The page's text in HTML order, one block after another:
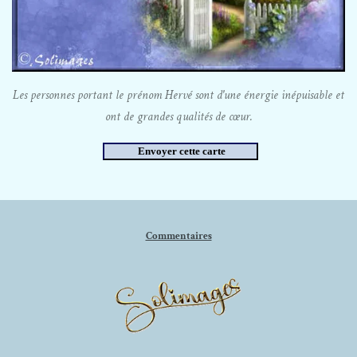
Les personnes portant le prénom Hervé sont d'une énergie inépuisable et
ont de grandes qualités de cœur.
Commentaires